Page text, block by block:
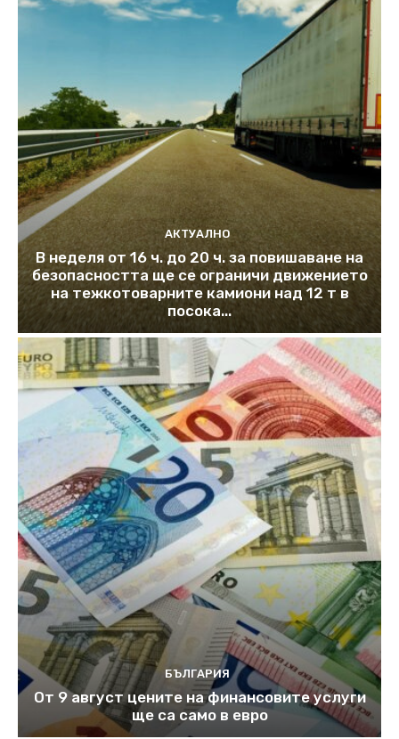
АКТУАЛНО
В неделя от 16 ч. до 20 ч. за повишаване на
безопасността ще се ограничи движението
на тежкотоварните камиони над 12 т в
посока...
БЪЛГАРИЯ
От 9 август цените на финансовите услуги
ще са само в евро